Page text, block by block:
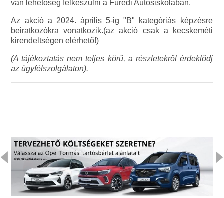
van lehetőség felkészülni a Füredi Autósiskolában.
Az akció a 2024. április 5-ig "B" kategóriás képzésre
beiratkozókra vonatkozik.(az akció csak a kecskeméti
kirendeltségen elérhető!)
(A tájékoztatás nem teljes körű, a részletekről érdeklődj
az ügyfélszolgálaton).